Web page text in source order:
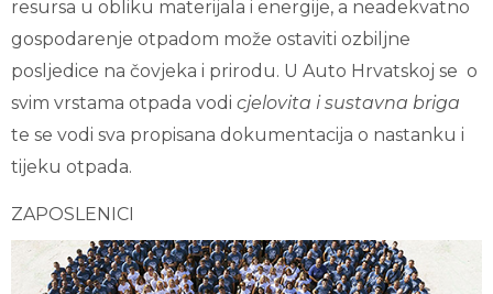
resursa u obliku materijala i energije, a neadekvatno
gospodarenje otpadom može ostaviti ozbiljne
posljedice na čovjeka i prirodu. U Auto Hrvatskoj se o
svim vrstama otpada vodi cjelovita i sustavna briga
te se vodi sva propisana dokumentacija o nastanku i
tijeku otpada.
ZAPOSLENICI